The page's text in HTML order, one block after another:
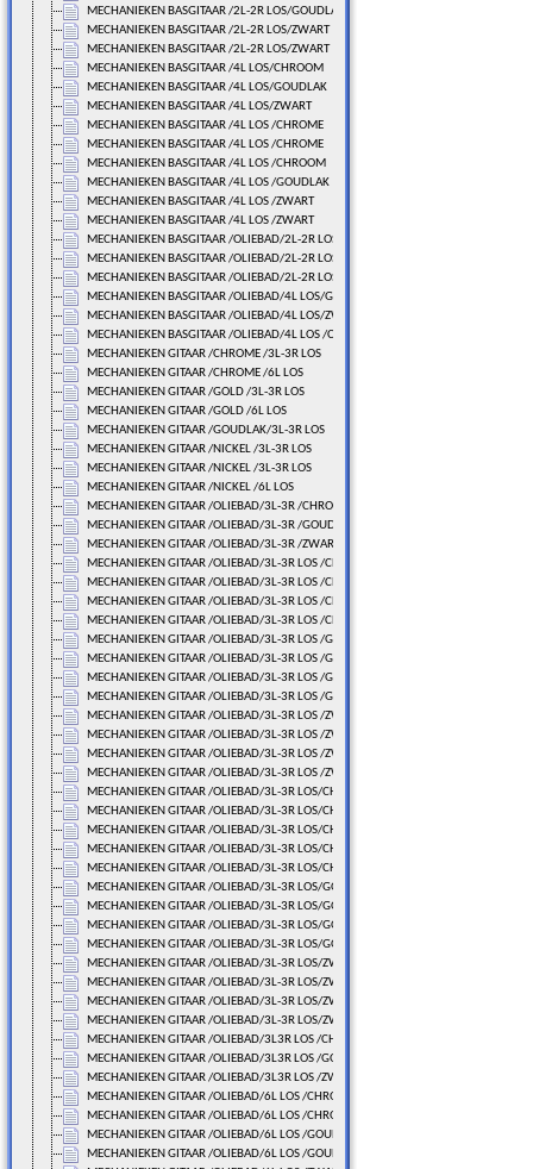
MECHANIEKEN BASGITAAR /2L-2R LOS/GOUDLAK
MECHANIEKEN BASGITAAR /2L-2R LOS/ZWART
MECHANIEKEN BASGITAAR /2L-2R LOS/ZWART
MECHANIEKEN BASGITAAR /4L LOS/CHROOM
MECHANIEKEN BASGITAAR /4L LOS/GOUDLAK
MECHANIEKEN BASGITAAR /4L LOS/ZWART
MECHANIEKEN BASGITAAR /4L LOS /CHROME
MECHANIEKEN BASGITAAR /4L LOS /CHROME
MECHANIEKEN BASGITAAR /4L LOS /CHROOM
MECHANIEKEN BASGITAAR /4L LOS /GOUDLAK
MECHANIEKEN BASGITAAR /4L LOS /ZWART
MECHANIEKEN BASGITAAR /4L LOS /ZWART
MECHANIEKEN BASGITAAR /OLIEBAD/2L-2R LOS/CHROME
MECHANIEKEN BASGITAAR /OLIEBAD/2L-2R LOS/GOUDLAK
MECHANIEKEN BASGITAAR /OLIEBAD/2L-2R LOS/ZWART
MECHANIEKEN BASGITAAR /OLIEBAD/4L LOS/GOUDLAK
MECHANIEKEN BASGITAAR /OLIEBAD/4L LOS/ZWART
MECHANIEKEN BASGITAAR /OLIEBAD/4L LOS /CHROME
MECHANIEKEN GITAAR /CHROME /3L-3R LOS
MECHANIEKEN GITAAR /CHROME /6L LOS
MECHANIEKEN GITAAR /GOLD /3L-3R LOS
MECHANIEKEN GITAAR /GOLD /6L LOS
MECHANIEKEN GITAAR /GOUDLAK/3L-3R LOS
MECHANIEKEN GITAAR /NICKEL /3L-3R LOS
MECHANIEKEN GITAAR /NICKEL /3L-3R LOS
MECHANIEKEN GITAAR /NICKEL /6L LOS
MECHANIEKEN GITAAR /OLIEBAD/3L-3R /CHROME
MECHANIEKEN GITAAR /OLIEBAD/3L-3R /GOUDLAK
MECHANIEKEN GITAAR /OLIEBAD/3L-3R /ZWART
MECHANIEKEN GITAAR /OLIEBAD/3L-3R LOS /CHROME
MECHANIEKEN GITAAR /OLIEBAD/3L-3R LOS /CHROME
MECHANIEKEN GITAAR /OLIEBAD/3L-3R LOS /CHROME
MECHANIEKEN GITAAR /OLIEBAD/3L-3R LOS /CHROME
MECHANIEKEN GITAAR /OLIEBAD/3L-3R LOS /GOUDLAK
MECHANIEKEN GITAAR /OLIEBAD/3L-3R LOS /GOUDLAK
MECHANIEKEN GITAAR /OLIEBAD/3L-3R LOS /GOUDLAK
MECHANIEKEN GITAAR /OLIEBAD/3L-3R LOS /GOUDLAK
MECHANIEKEN GITAAR /OLIEBAD/3L-3R LOS /ZWART
MECHANIEKEN GITAAR /OLIEBAD/3L-3R LOS /ZWART
MECHANIEKEN GITAAR /OLIEBAD/3L-3R LOS /ZWART
MECHANIEKEN GITAAR /OLIEBAD/3L-3R LOS /ZWART
MECHANIEKEN GITAAR /OLIEBAD/3L-3R LOS/CHROME
MECHANIEKEN GITAAR /OLIEBAD/3L-3R LOS/CHROME
MECHANIEKEN GITAAR /OLIEBAD/3L-3R LOS/CHROME
MECHANIEKEN GITAAR /OLIEBAD/3L-3R LOS/CHROME
MECHANIEKEN GITAAR /OLIEBAD/3L-3R LOS/CHROME
MECHANIEKEN GITAAR /OLIEBAD/3L-3R LOS/GOUDLAK
MECHANIEKEN GITAAR /OLIEBAD/3L-3R LOS/GOUDLAK
MECHANIEKEN GITAAR /OLIEBAD/3L-3R LOS/GOUDLAK
MECHANIEKEN GITAAR /OLIEBAD/3L-3R LOS/GOUDLAK
MECHANIEKEN GITAAR /OLIEBAD/3L-3R LOS/ZWART
MECHANIEKEN GITAAR /OLIEBAD/3L-3R LOS/ZWART
MECHANIEKEN GITAAR /OLIEBAD/3L-3R LOS/ZWART
MECHANIEKEN GITAAR /OLIEBAD/3L-3R LOS/ZWART
MECHANIEKEN GITAAR /OLIEBAD/3L3R LOS /CHROME
MECHANIEKEN GITAAR /OLIEBAD/3L3R LOS /GOUDLAK
MECHANIEKEN GITAAR /OLIEBAD/3L3R LOS /ZWART
MECHANIEKEN GITAAR /OLIEBAD/6L LOS /CHROME
MECHANIEKEN GITAAR /OLIEBAD/6L LOS /CHROME
MECHANIEKEN GITAAR /OLIEBAD/6L LOS /GOUDLAK
MECHANIEKEN GITAAR /OLIEBAD/6L LOS /GOUDLAK